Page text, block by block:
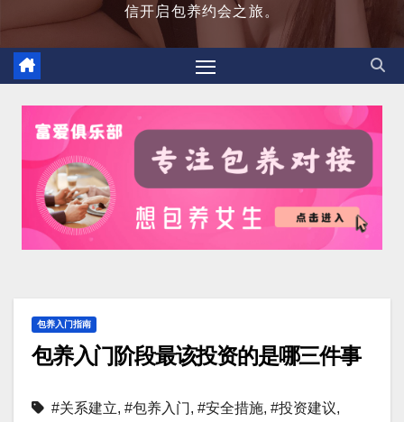
信开启包养约会之旅。
包养入门指南
包养入门阶段最该投资的是哪三件事
#关系建立, #包养入门, #安全措施, #投资建议,